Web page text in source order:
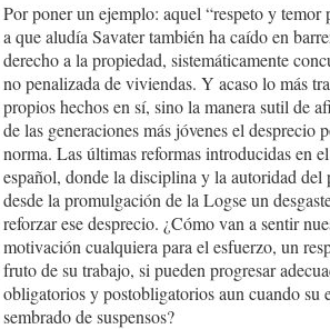
Por poner un ejemplo: aquel “respeto y
a que aludía Savater también ha caído en
derecho a la propiedad, sistemáticamente
no penalizada de viviendas. Y acaso lo más
propios hechos en sí, sino la manera sutil de
de las generaciones más jóvenes el desprecio
norma. Las últimas reformas introducidas en
español, donde la disciplina y la autoridad
desde la promulgación de la Logse un
reforzar ese desprecio. ¿Cómo van a sentir
motivación cualquiera para el esfuerzo, un
fruto de su trabajo, si pueden progresar
obligatorios y postobligatorios aun cuando su
sembrado de suspensos?